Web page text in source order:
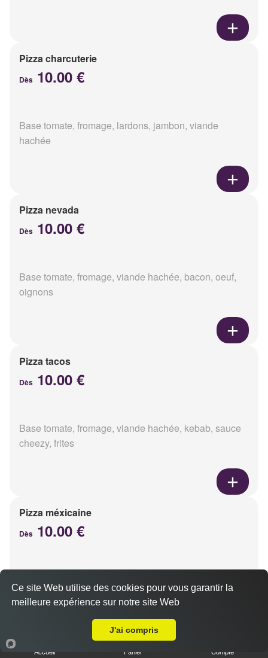
Pizza charcuterie
Dès 10.00 €
Base tomate, fromage, lardons, jambon, viande
hachée
Pizza nevada
Dès 10.00 €
Base tomate, fromage, viande hachée, bacon, oeuf,
oignons
Pizza tacos
Dès 10.00 €
Base tomate, fromage, viande hachée, kebab, sauce
cheezy, frites
Pizza méxicaine
Dès 10.00 €
chorizo, poivrons
Accueil Panier Compte
Ce site Web utilise des cookies pour vous garantir la
meilleure expérience sur notre site Web
J'ai compris